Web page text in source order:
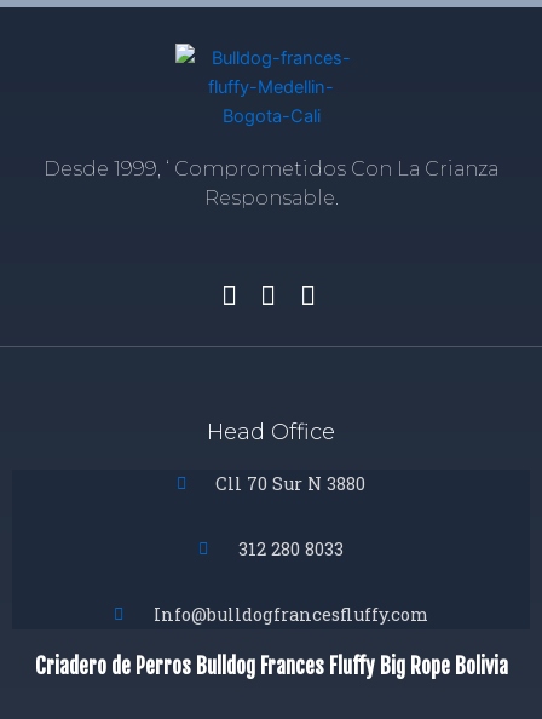
Desde 1999, ‘ Comprometidos Con La Crianza
Responsable.
Head Office
Cll 70 Sur N 3880
312 280 8033
Info@bulldogfrancesfluffy.com
Criadero de Perros Bulldog Frances Fluffy Big Rope Bolivia